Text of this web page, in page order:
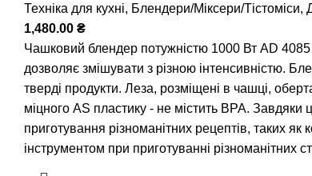
Техніка для кухні, Блендери/Міксери/Тістоміси,
1,480.00 ₴
Чашковий блендер потужністю 1000 Вт AD 4085
дозволяє змішувати з різною інтенсивністю.
тверді продукти. Леза, розміщені в чашці,
міцного AS пластику - не містить BPA.
приготування різноманітних рецептів, таких
інструментом при приготуванні різноманітних